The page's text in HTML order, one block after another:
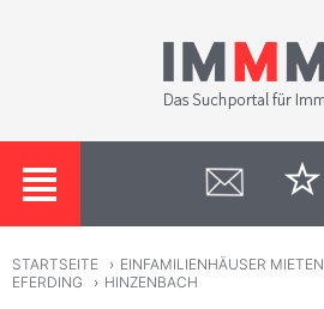
STARTSEITE › EINFAMILIENHÄUSER MIETEN
EFERDING
› HINZENBACH